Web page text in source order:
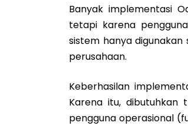
Banyak implementasi
tetapi karena
sistem hanya
perusahaan.
Keberhasilan
Karena itu, dibutuhkan
pengguna operasional